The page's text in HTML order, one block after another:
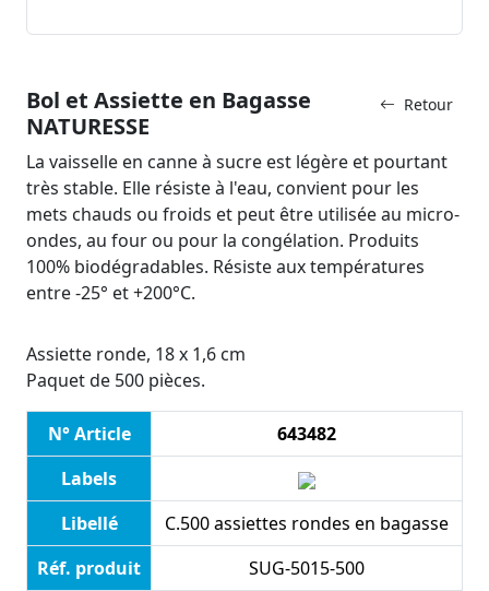
Retour
Bol et Assiette en Bagasse
NATURESSE
La vaisselle en canne à sucre est légère et pourtant
très stable. Elle résiste à l'eau, convient pour les
mets chauds ou froids et peut être utilisée au micro-
ondes, au four ou pour la congélation. Produits
100% biodégradables. Résiste aux températures
entre -25° et +200°C.
Assiette ronde, 18 x 1,6 cm
Paquet de 500 pièces.
N° Article
643482
Labels
Libellé
C.500 assiettes rondes en bagasse
Réf. produit
SUG-5015-500